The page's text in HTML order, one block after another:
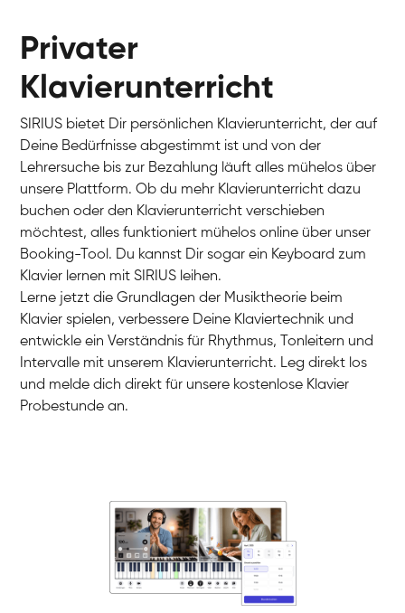
Charlotte
Klavier / Piano / Flügel
Klavier / Piano / Flügel
Klavier / Piano / Flügel
Privater
Klavierunterricht
SIRIUS bietet Dir persönlichen Klavierunterricht, der auf
Deine Bedürfnisse abgestimmt ist und von der
Lehrersuche bis zur Bezahlung läuft alles mühelos über
unsere Plattform. Ob du mehr Klavierunterricht dazu
buchen oder den Klavierunterricht verschieben
möchtest, alles funktioniert mühelos online über unser
Booking-Tool. Du kannst Dir sogar ein Keyboard zum
Klavier lernen mit SIRIUS leihen.
Lerne jetzt die Grundlagen der Musiktheorie beim
Klavier spielen, verbessere Deine Klaviertechnik und
entwickle ein Verständnis für Rhythmus, Tonleitern und
Intervalle mit unserem Klavierunterricht. Leg direkt los
und melde dich direkt für unsere kostenlose Klavier
Probestunde an.